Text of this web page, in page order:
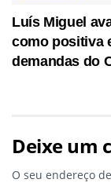
Luís Miguel
como positiva
demandas do
Deixe um
O seu endereço